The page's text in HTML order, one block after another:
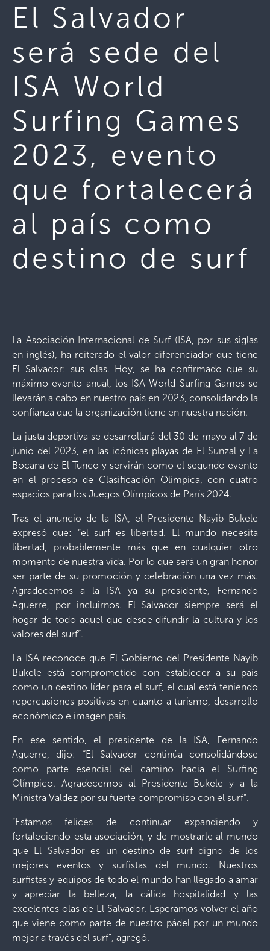
El Salvador
será sede del
ISA World
Surfing Games
2023, evento
que fortalecerá
al país como
destino de surf
La Asociación Internacional de Surf (ISA, por sus siglas
en inglés), ha reiterado el valor diferenciador que tiene
El Salvador: sus olas. Hoy, se ha confirmado que su
máximo evento anual, los ISA World Surfing Games se
llevarán a cabo en nuestro país en 2023, consolidando la
confianza que la organización tiene en nuestra nación.
La justa deportiva se desarrollará del 30 de mayo al 7 de
junio del 2023, en las icónicas playas de El Sunzal y La
Bocana de El Tunco y servirán como el segundo evento
en el proceso de Clasificación Olímpica, con cuatro
espacios para los Juegos Olímpicos de París 2024.
Tras el anuncio de la ISA, el Presidente Nayib Bukele
expresó que: “el surf es libertad. El mundo necesita
libertad, probablemente más que en cualquier otro
momento de nuestra vida. Por lo que será un gran honor
ser parte de su promoción y celebración una vez más.
Agradecemos a la ISA ya su presidente, Fernando
Aguerre, por incluirnos. El Salvador siempre será el
hogar de todo aquel que desee difundir la cultura y los
valores del surf”.
La ISA reconoce que El Gobierno del Presidente Nayib
Bukele está comprometido con establecer a su país
como un destino líder para el surf, el cual está teniendo
repercusiones positivas en cuanto a turismo, desarrollo
económico e imagen país.
En ese sentido, el presidente de la ISA, Fernando
Aguerre, dijo: “El Salvador continúa consolidándose
como parte esencial del camino hacia el Surfing
Olímpico. Agradecemos al Presidente Bukele y a la
Ministra Valdez por su fuerte compromiso con el surf”.
“Estamos felices de continuar expandiendo y
fortaleciendo esta asociación, y de mostrarle al mundo
que El Salvador es un destino de surf digno de los
mejores eventos y surfistas del mundo. Nuestros
surfistas y equipos de todo el mundo han llegado a amar
y apreciar la belleza, la cálida hospitalidad y las
excelentes olas de El Salvador. Esperamos volver el año
que viene como parte de nuestro pádel por un mundo
mejor a través del surf”, agregó.